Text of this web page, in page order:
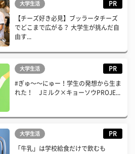
大学生活 PR
【チーズ好き必見】ブッラータチーズ
でどこまで広がる？ 大学生が挑んだ自
由す...
大学生活 PR
#ぎゅ〜〜にゅー！学生の発想から生ま
れた！ Jミルク×キョーソウPROJE...
大学生活 PR
「牛乳」は学校給食だけで飲むも